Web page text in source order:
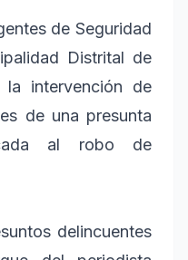
de Seguridad
Distrital de
la intervención de
de una presunta
al robo de
delincuentes